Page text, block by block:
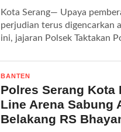
Kota Serang— Upaya
perjudian terus digencarkan
ini, jajaran Polsek Taktakan
BANTEN
Polres Serang Kota
Line Arena Sabung
Belakang RS